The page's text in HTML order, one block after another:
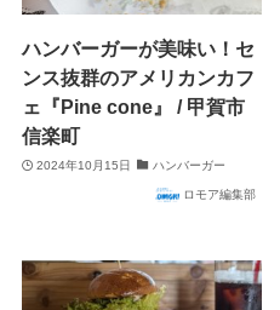
ハンバーガーが美味い！セ
ンス抜群のアメリカンカフ
ェ『Pine cone』 / 甲賀市
信楽町
2024年10月15日 ハンバーガー
ロモア編集部